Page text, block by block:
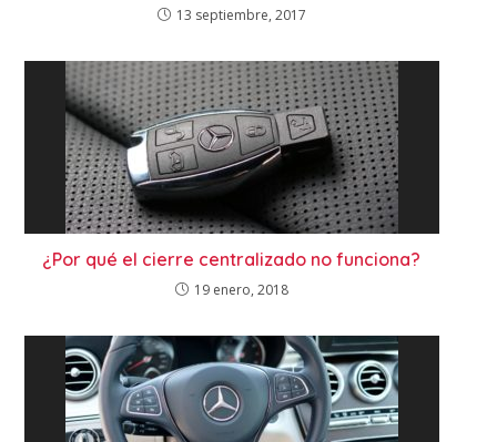
13 septiembre, 2017
¿Por qué el cierre centralizado no funciona?
19 enero, 2018